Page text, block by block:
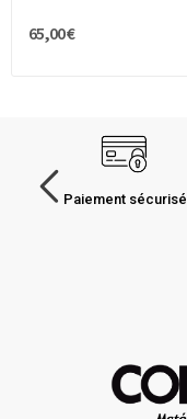
65,00 €
Paiement sécurisé